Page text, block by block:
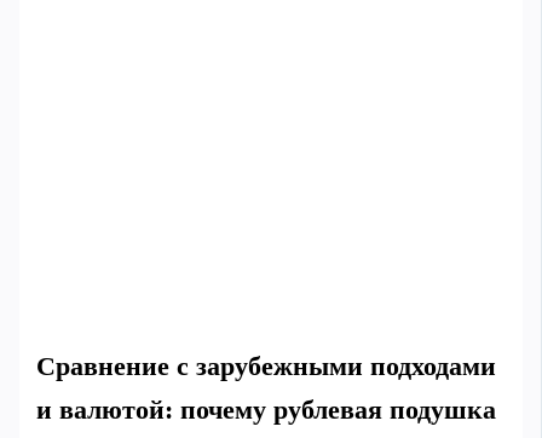
Сравнение с зарубежными подходами
и валютой: почему рублевая подушка